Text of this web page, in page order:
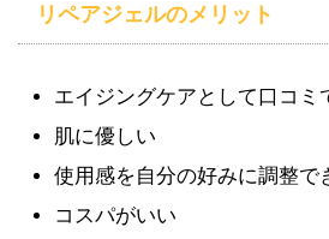
リペアジェルのメリット
エイジングケアとして口コミ
肌に優しい
使用感を自分の好みに調整で
コスパがいい